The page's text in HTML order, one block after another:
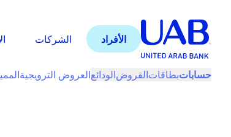
الأفراد الشركات
حساباتبطاقاتالقروضالودائعالعروض الترويجية